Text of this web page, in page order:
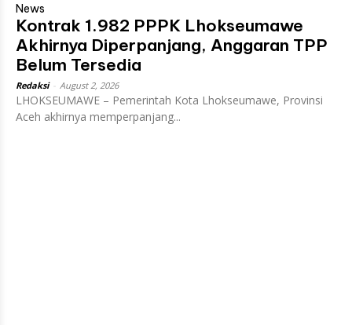
News
Kontrak 1.982 PPPK Lhokseumawe
Akhirnya Diperpanjang, Anggaran TPP
Belum Tersedia
Redaksi August 2, 2026
LHOKSEUMAWE – Pemerintah Kota Lhokseumawe, Provinsi
Aceh akhirnya memperpanjang...